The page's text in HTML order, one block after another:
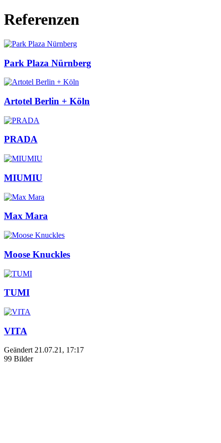
Referenzen
Park Plaza Nürnberg
Artotel Berlin + Köln
PRADA
MIUMIU
Max Mara
Moose Knuckles
TUMI
VITA
Geändert 21.07.21, 17:17
99 Bilder